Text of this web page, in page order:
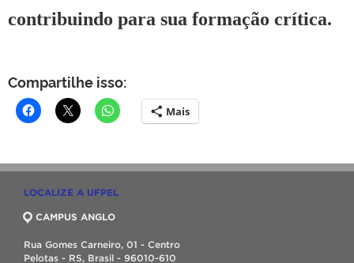
contribuindo para sua formação crítica.
Compartilhe isso:
Mais
LOCALIZE A UFPEL
CAMPUS ANGLO
Rua Gomes Carneiro, 01 - Centro
Pelotas - RS, Brasil - 96010-610